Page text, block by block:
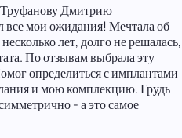
Труфанову Дмитрию
все мои ожидания! Мечтала об
лет, долго не решалась,
По отзывам выбрала эту
определиться с имплантами
и мою комплекцию. Грудь
- а это самое